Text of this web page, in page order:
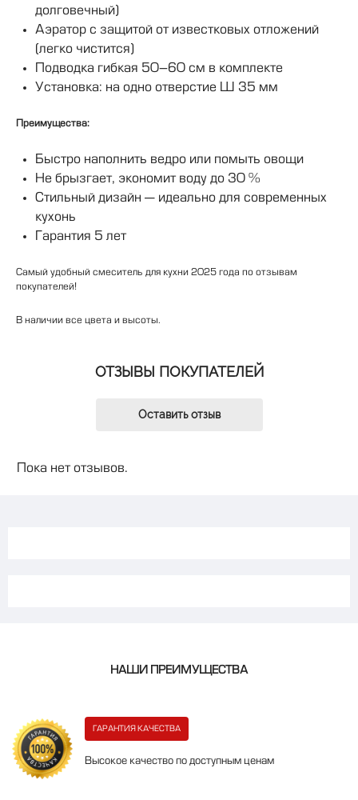
долговечный)
Аэратор с защитой от известковых отложений
(легко чистится)
Подводка гибкая 50–60 см в комплекте
Установка: на одно отверстие Ø 35 мм
Преимущества:
Быстро наполнить ведро или помыть овощи
Не брызгает, экономит воду до 30 %
Стильный дизайн — идеально для современных
кухонь
Гарантия 5 лет
Самый удобный смеситель для кухни 2025 года по отзывам
покупателей!
В наличии все цвета и высоты.
ОТЗЫВЫ ПОКУПАТЕЛЕЙ
Оставить отзыв
Пока нет отзывов.
НАШИ ПРЕИМУЩЕСТВА
ГАРАНТИЯ КАЧЕСТВА
Высокое качество по доступным ценам